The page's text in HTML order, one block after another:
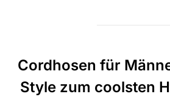
Cordhosen für
Style zum coolsten